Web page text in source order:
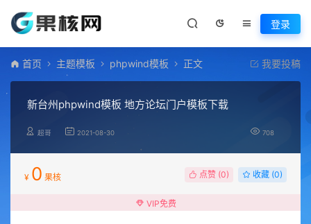
登录
首页 主题模板 phpwind模板 正文 我要投稿
新台州phpwind模板 地方论坛门户模板下载
超哥 2021-08-30 708
¥ 0 果核 点赞 (0) 收藏 (0)
VIP免费